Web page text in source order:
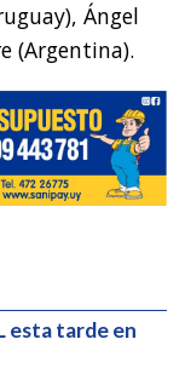
Ángel
(Argentina).
esta tarde en